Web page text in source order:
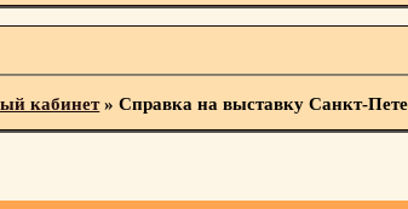
кабинет »Справка на выставку Санкт-